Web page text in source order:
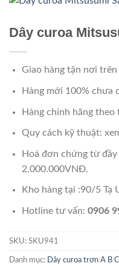
Dây curoa
Giao hàng tận nơi
Hàng mới 100% chưa
Hàng chính hãng theo
Quy cách kỹ thuật:
Hoá đơn chứng từ
2.000.000VNĐ.
Kho hàng tại :90/5 Tạ
Hotline tư vấn: 0906
SKU: SKU941
Danh mục: Dây curoa trơn A B